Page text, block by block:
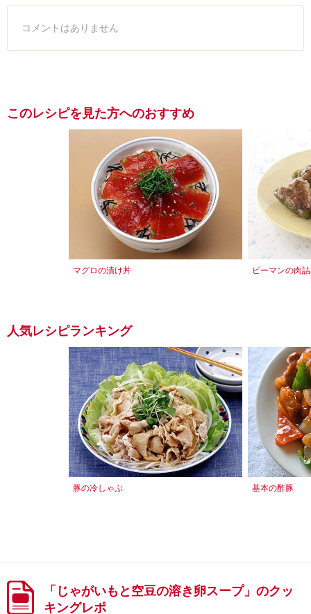
コメントはありません
このレシピを見た方へのおすすめ
マグロの漬け丼 ピーマンの肉
人気レシピランキング
豚の冷しゃぶ 基本の酢豚
「じゃがいもと空豆の溶き卵スープ」のクッ
キングレポ